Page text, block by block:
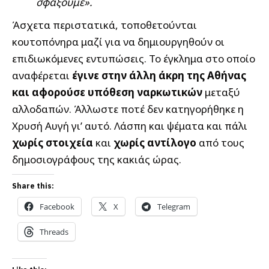
Άσχετα περιστατικά, τοποθετούνται
κουτοπόνηρα μαζί για να δημιουργηθούν οι
επιδιωκόμενες εντυπώσεις. Το έγκλημα στο οποίο
αναφέρεται έγινε στην άλλη άκρη της Αθήνας
και αφορούσε υπόθεση ναρκωτικών μεταξύ
αλλοδαπών. Άλλωστε ποτέ δεν κατηγορήθηκε η
Χρυσή Αυγή γι’ αυτό. Λάσπη και ψέματα και πάλι
χωρίς στοιχεία και χωρίς αντίλογο από τους
δημοσιογράφους της κακιάς ώρας.
Share this:
Facebook X Telegram
Threads